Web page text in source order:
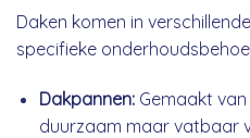
Daken komen in
specifieke
Dakpannen:Gemaakt van
duurzaam maar vatbaar